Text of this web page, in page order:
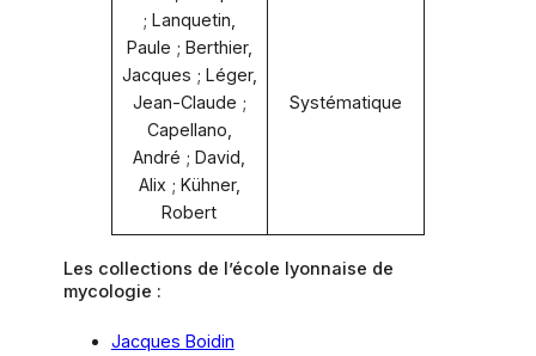
; Lanquetin,
Paule ; Berthier,
Jacques ; Léger,
Jean-Claude ;
Capellano,
André ; David,
Alix ; Kühner,
Robert
Systématique
Les collections de l’école lyonnaise de
mycologie :
Jacques Boidin